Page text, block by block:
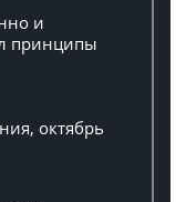
и
принципы
октябрь